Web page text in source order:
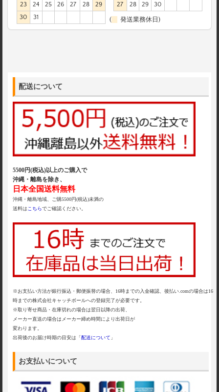
23
24 25 26 27 28
29
30
31
27
28 29 30
( 発送業務休日)
配送について
5500円(税込)以上のご購入で
沖縄・離島を除き、
日本全国送料無料
沖縄・離島地域、ご購5500円(税込)未満の
送料は こちらでご確認ください。
※お支払い方法が銀行振込・郵便振替の場合、16時までの入金確認、後払い.comの場合は16
時までの株式会社キャッチボールへの登録完了が必要です。
※取り寄せ商品・在庫切れの場合は翌日以降の出荷、
メーカー直送の場合はメーカー締め時間により出荷日が
変わります。
出荷後のお届け時期の目安は「 配送について 」
お支払いについて